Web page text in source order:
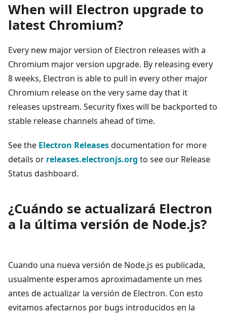
When will Electron upgrade to
latest Chromium?
Every new major version of Electron releases with a
Chromium major version upgrade. By releasing every
8 weeks, Electron is able to pull in every other major
Chromium release on the very same day that it
releases upstream. Security fixes will be backported to
stable release channels ahead of time.
See the Electron Releasesdocumentation for more
details or releases.electronjs.org to see our Release
Status dashboard.
¿Cuándo se actualizará Electron
a la última versión de Node.js?
Cuando una nueva versión de Node.js es publicada,
usualmente esperamos aproximadamente un mes
antes de actualizar la versión de Electron. Con esto
evitamos afectarnos por bugs introducidos en la